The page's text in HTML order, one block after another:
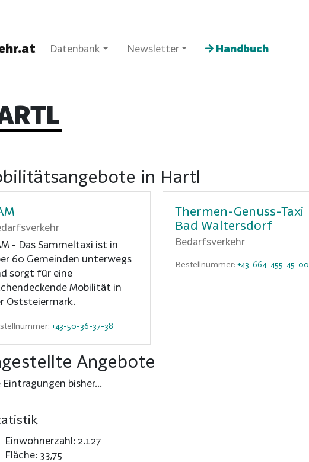
Datenbank Newsletter Handbuch
in Hartl
- Das Sammeltaxi ist in
60 Gemeinden unterwegs
sorgt für eine
Mobilität in
Oststeiermark.
+43-50-36-37-38
Thermen-Genuss-Taxi
Bad Waltersdorf
Bedarfsverkehr
Bestellnummer:+43-664-455-45-00
Angebote
Eintragungen bisher...
Einwohnerzahl: 2.127
Fläche: 33,75